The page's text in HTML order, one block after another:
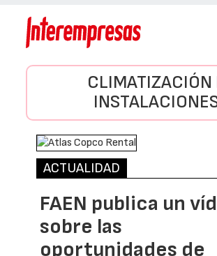
CLIMATIZACIÓN
ACTUALIDAD
FAEN publica un
sobre las
oportunidades de